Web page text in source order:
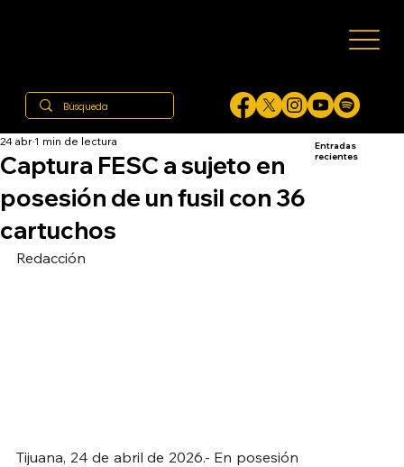
Captura FESC a sujeto en
posesión de un fusil con 36
cartuchos
24 abr 1 min de lectura
Redacción
Tijuana, 24 de abril de 2026.- En posesión
Entradas
recientes